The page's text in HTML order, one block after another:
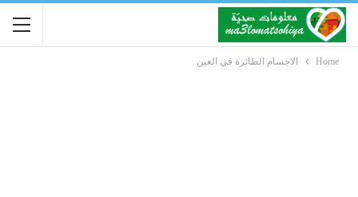
Home الاجسام الطائرة في العين